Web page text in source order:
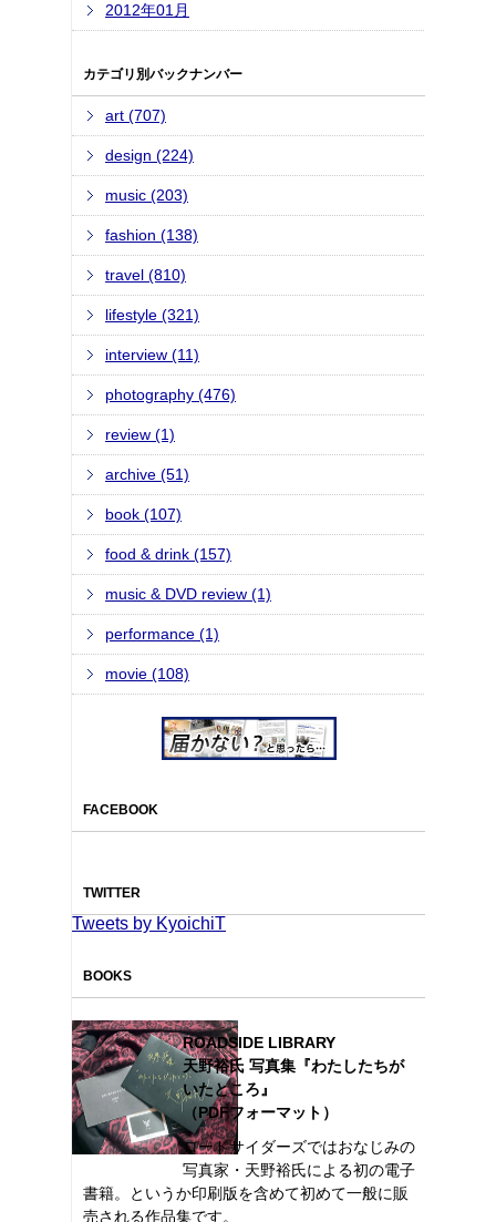
2012年01月
カテゴリ別バックナンバー
art (707)
design (224)
music (203)
fashion (138)
travel (810)
lifestyle (321)
interview (11)
photography (476)
review (1)
archive (51)
book (107)
food & drink (157)
music & DVD review (1)
performance (1)
movie (108)
FACEBOOK
TWITTER
Tweets by KyoichiT
BOOKS
ROADSIDE LIBRARY
天野裕氏 写真集『わたしたちが
いたところ』
（PDFフォーマット）
ロードサイダーズではおなじみの
写真家・天野裕氏による初の電子
書籍。というか印刷版を含めて初めて一般に販
売される作品集です。